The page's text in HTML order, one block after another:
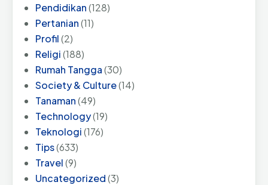
Pendidikan(128)
Pertanian(11)
Profil(2)
Religi(188)
Rumah Tangga(30)
Society & Culture(14)
Tanaman(49)
Technology(19)
Teknologi(176)
Tips(633)
Travel(9)
Uncategorized(3)